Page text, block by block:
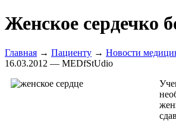
Женское сердечко
Главная → Пациенту → Новости
16.03.2012 — MEDfStUdio